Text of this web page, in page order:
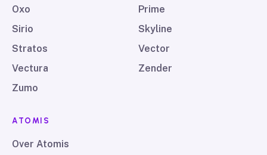
Oxo
Prime
Sirio
Skyline
Stratos
Vector
Vectura
Zender
Zumo
ATOMIS
Over Atomis